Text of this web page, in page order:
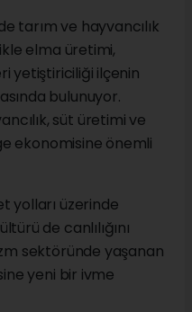
tarım ve hayvancılık
elma üretimi,
yetiştiriciliği ilçenin
bulunuyor.
süt üretimi ve
ekonomisine önemli
yolları üzerinde
de canlılığını
sektöründe yaşanan
yeni bir ivme